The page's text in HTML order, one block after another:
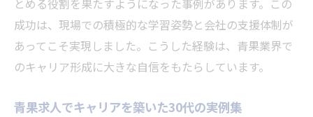
とめる役割を果たすようになった事例があります。この
成功は、現場での積極的な学習姿勢と会社の支援体制が
あってこそ実現しました。こうした経験は、青果業界で
のキャリア形成に大きな自信をもたらしています。
青果求人でキャリアを築いた30代の実例集